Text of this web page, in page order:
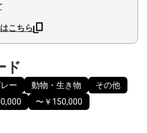
こちら
ド
ー 動物・生き物
その他
〜￥150,000